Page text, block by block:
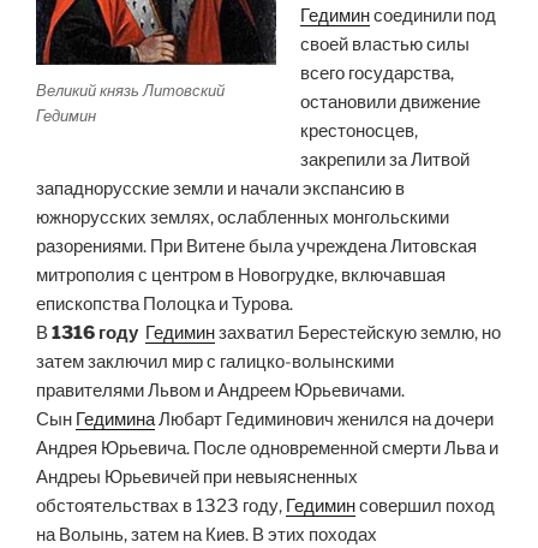
Великий князь Литовский
Гедимин
Гедиминсоединили под
своей властью силы
всего государства,
остановили движение
крестоносцев,
закрепили за Литвой
западнорусские земли и начали экспансию в
южнорусских землях, ослабленных монгольскими
разорениями. При Витене была учреждена Литовская
митрополия с центром в Новогрудке, включавшая
епископства Полоцка и Турова.
В1316 году Гедиминзахватил Берестейскую землю, но
затем заключил мир с галицко-волынскими
правителями Львом и Андреем Юрьевичами.
Сын ГедиминаЛюбарт Гедиминович женился на дочери
Андрея Юрьевича. После одновременной смерти Льва и
Андреы Юрьевичей при невыясненных
обстоятельствах в 1323 году, Гедиминсовершил поход
на Волынь, затем на Киев. В этих походах